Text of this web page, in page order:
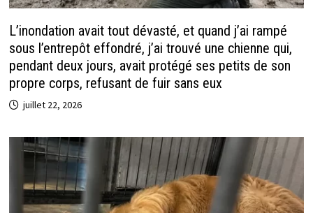
L’inondation avait tout dévasté, et quand j’ai rampé
sous l’entrepôt effondré, j’ai trouvé une chienne qui,
pendant deux jours, avait protégé ses petits de son
propre corps, refusant de fuir sans eux
juillet 22, 2026